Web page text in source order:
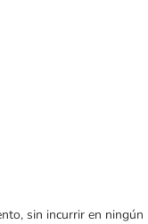
sin incurrir en ningún